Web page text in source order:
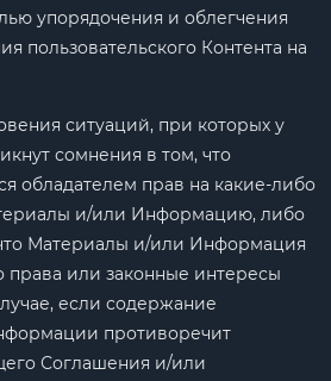
упорядочения и облегчения
пользовательского Контента на
ситуаций, при которых у
сомнения в том, что
обладателем прав на какие-либо
и/или Информацию, либо
Материалы и/или Информация
права или законные интересы
если содержание
противоречит
Соглашения и/или